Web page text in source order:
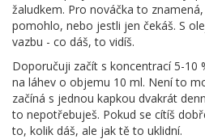
žaludkem. Pro nováčka to
pomohlo, nebo jestli jen čekáš. S
vazbu - co dáš, to vidíš.
Doporučuji začít s koncentrací 5-10
na láhev o objemu 10 ml. Není to
začíná s jednou kapkou dvakrát
to nepotřebuješ. Pokud se cítíš
to, kolik dáš, ale jak tě to uklidní.